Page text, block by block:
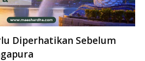
Diperhatikan Sebelum